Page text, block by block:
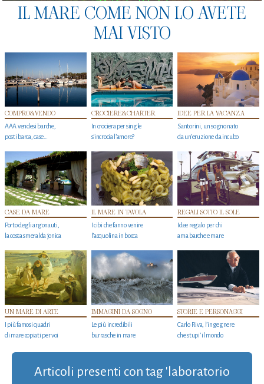
IL MARE COME NON LO AVETE
MAI VISTO
COMPRO&VENDO
AAA vendesi barche,
posti barca, case…
CROCIERE&CHARTER
In crociera per single
s'incrocia l’amore?
IDEE PER LA VACANZA
Santorini, un sogno nato
da un’eruzione da incubo
CASE DA MARE
Porto degli argonauti,
la costa smeralda jonica
IL MARE IN TAVOLA
I cibi che fanno venire
l’acquolina in bocca
REGALI SOTTO IL SOLE
Idee regalo per chi
ama barche e mare
UN MARE DI ARTE
I più famosi quadri
di mare copiati per voi
IMMAGINI DA SOGNO
Le più incredibili
burrasche in mare
STORIE E PERSONAGGI
Carlo Riva, l’ingegnere
che stupi' il mondo
Articoli presenti con tag 'laboratorio